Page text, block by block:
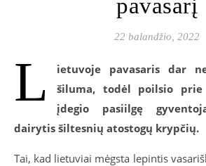
pavasarį
22 balandžio, 2022
L
ietuvoje pavasaris dar
šiluma, todėl poilsio
įdegio pasiilgę
dairytis šiltesnių atostogų krypčių.
Tai, kad lietuviai mėgsta lepintis